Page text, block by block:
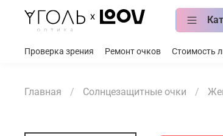
Проверка зрения Ремонт очков Стоимость
Главная Солнцезащитные очки